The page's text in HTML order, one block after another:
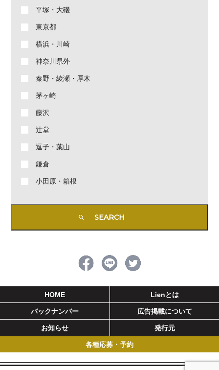
平塚・大磯
東京都
横浜・川崎
神奈川県外
秦野・綾瀬・厚木
茅ヶ崎
藤沢
辻堂
逗子・葉山
鎌倉
小田原・箱根
HOME Lienとは
バックナンバー 広告掲載について
お知らせ 発行元
各種応募・予約